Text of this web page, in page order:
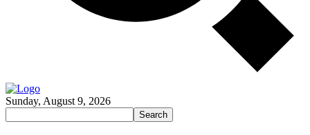
Sunday, August 9, 2026
Search